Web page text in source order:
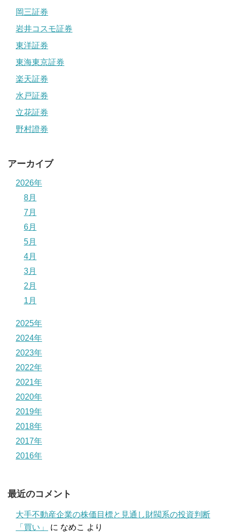
岡三証券
岩井コスモ証券
東洋証券
東海東京証券
楽天証券
水戸証券
立花証券
野村證券
アーカイブ
2026年
8月
7月
6月
5月
4月
3月
2月
1月
2025年
2024年
2023年
2022年
2021年
2020年
2019年
2018年
2017年
2016年
最近のコメント
大手不動産企業の株価目標と見通し財閥系の投資判断
「買い」
に なめこ より